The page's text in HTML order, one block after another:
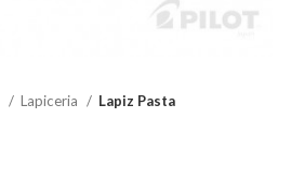
Lapiceria Lapiz Pasta